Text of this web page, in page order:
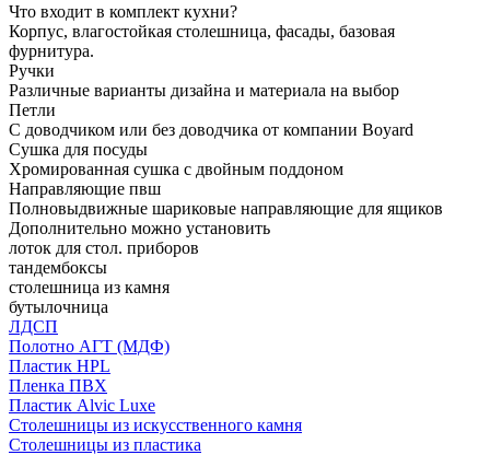
Что входит в комплект кухни?
Корпус, влагостойкая столешница, фасады, базовая
фурнитура.
Ручки
Различные варианты дизайна и материала на выбор
Петли
С доводчиком или без доводчика от компании Boyard
Сушка для посуды
Хромированная сушка с двойным поддоном
Направляющие пвш
Полновыдвижные шариковые направляющие для ящиков
Дополнительно можно установить
лоток для стол. приборов
тандембоксы
столешница из камня
бутылочница
ЛДСП
Полотно АГТ (МДФ)
Пластик HPL
Пленка ПВХ
Пластик Alvic Luxe
Столешницы из искусственного камня
Столешницы из пластика